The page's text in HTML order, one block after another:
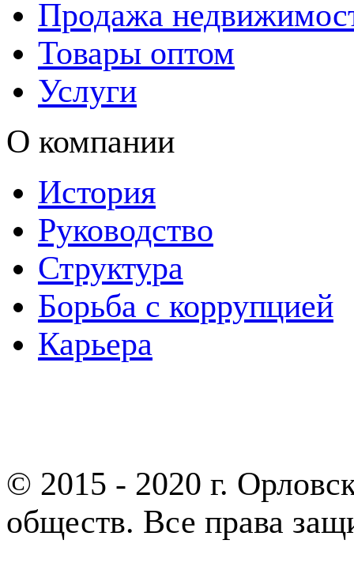
Продажа
Товары оптом
Услуги
О компании
История
Руководство
Структура
Борьба с коррупцией
Карьера
© 2015 - 2020 г.
обществ. Все права